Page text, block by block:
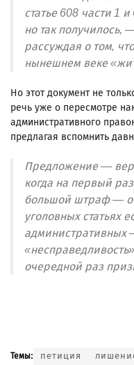
статье 608 части 1
но так получилось,
рассуждая о том,
нынешнем веке
Но этот документ не
речь уже о пересмотре
административного
предлагая вспомнить
Предложение —
когда на первый
большой штраф —
уголовных статьях
административных
очередной раз
Темы: петиция